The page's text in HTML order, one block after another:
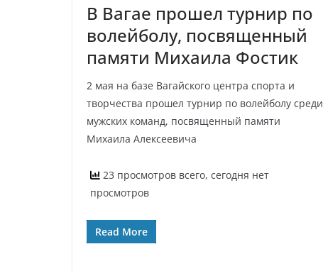
В Вагае прошел турнир по
волейболу, посвященный
памяти Михаила Фостик
2 мая на базе Вагайского центра спорта и
творчества прошел турнир по волейболу среди
мужских команд, посвященный памяти
Михаила Алексеевича
23 просмотров всего, сегодня нет
просмотров
Read More